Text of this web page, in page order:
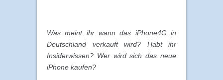
Was meint ihr wann das iPhone4G in
Deutschland verkauft wird? Habt ihr
Insiderwissen? Wer wird sich das neue
iPhone kaufen?